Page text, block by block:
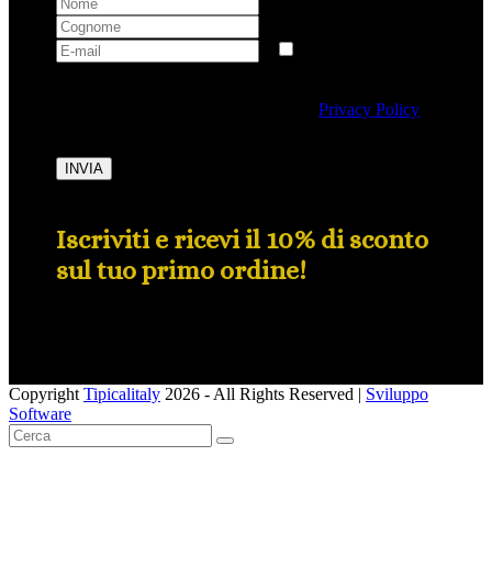
dei dati personali conformemente allaPrivacy Policy
INVIA
Iscriviti e ricevi il 10% di sconto
sul tuo primo ordine!
Copyright Tipicalitaly 2026 - All Rights Reserved | Sviluppo
Software
Pulsante
torna
Cerca
SUBMIT